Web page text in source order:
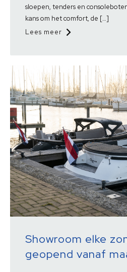
sloepen, tenders en
kans om het comfort, de […]
Lees meer
Showroom elke
geopend vanaf